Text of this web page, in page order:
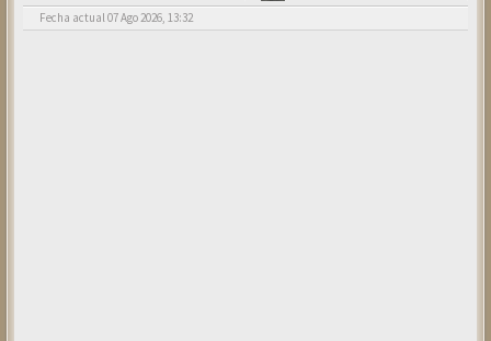
Fecha actual 07 Ago 2026, 13:32